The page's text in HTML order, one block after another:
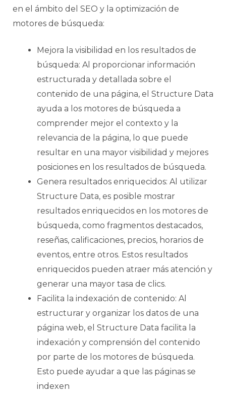
en el ámbito del SEO y la optimización de
motores de búsqueda:
Mejora la visibilidad en los resultados de
búsqueda: Al proporcionar información
estructurada y detallada sobre el
contenido de una página, el Structure Data
ayuda a los motores de búsqueda a
comprender mejor el contexto y la
relevancia de la página, lo que puede
resultar en una mayor visibilidad y mejores
posiciones en los resultados de búsqueda.
Genera resultados enriquecidos: Al utilizar
Structure Data, es posible mostrar
resultados enriquecidos en los motores de
búsqueda, como fragmentos destacados,
reseñas, calificaciones, precios, horarios de
eventos, entre otros. Estos resultados
enriquecidos pueden atraer más atención y
generar una mayor tasa de clics.
Facilita la indexación de contenido: Al
estructurar y organizar los datos de una
página web, el Structure Data facilita la
indexación y comprensión del contenido
por parte de los motores de búsqueda.
Esto puede ayudar a que las páginas se
indexen